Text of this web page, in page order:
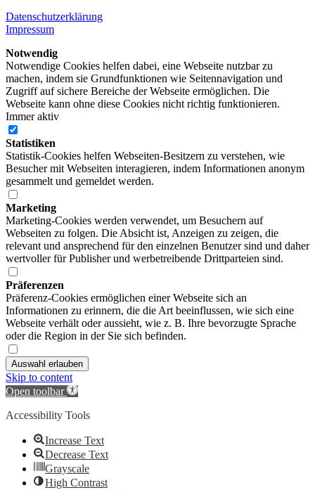
Datenschutzerklärung
Impressum
Notwendig
Notwendige Cookies helfen dabei, eine Webseite nutzbar zu
machen, indem sie Grundfunktionen wie Seitennavigation und
Zugriff auf sichere Bereiche der Webseite ermöglichen. Die
Webseite kann ohne diese Cookies nicht richtig funktionieren.
Immer aktiv
Statistiken
Statistik-Cookies helfen Webseiten-Besitzern zu verstehen, wie
Besucher mit Webseiten interagieren, indem Informationen anonym
gesammelt und gemeldet werden.
Marketing
Marketing-Cookies werden verwendet, um Besuchern auf
Webseiten zu folgen. Die Absicht ist, Anzeigen zu zeigen, die
relevant und ansprechend für den einzelnen Benutzer sind und daher
wertvoller für Publisher und werbetreibende Drittparteien sind.
Präferenzen
Präferenz-Cookies ermöglichen einer Webseite sich an
Informationen zu erinnern, die die Art beeinflussen, wie sich eine
Webseite verhält oder aussieht, wie z. B. Ihre bevorzugte Sprache
oder die Region in der Sie sich befinden.
Auswahl erlauben
Skip to content
Open toolbar
Accessibility Tools
Increase Text
Decrease Text
Grayscale
High Contrast